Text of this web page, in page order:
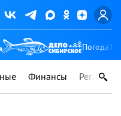
Погода
Финансы Регионы